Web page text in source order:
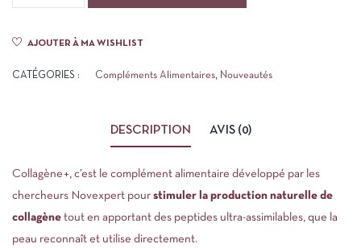
AJOUTER À MA WISHLIST
CATÉGORIES : Compléments Alimentaires, Nouveautés
DESCRIPTION AVIS (0)
Collagène+, c’est le complément alimentaire développé par les
chercheurs Novexpert pour stimuler la production naturelle de
collagène tout en apportant des peptides ultra-assimilables, que la
peau reconnaît et utilise directement.